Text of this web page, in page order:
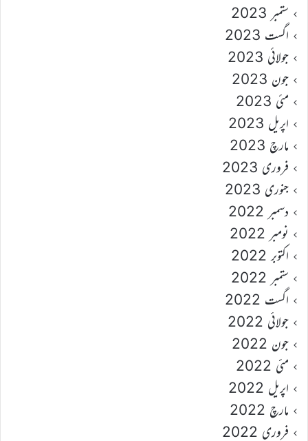
ستمبر 2023
اگست 2023
جولائی 2023
جون 2023
مئی 2023
اپریل 2023
مارچ 2023
فروری 2023
جنوری 2023
دسمبر 2022
نومبر 2022
اکتوبر 2022
ستمبر 2022
اگست 2022
جولائی 2022
جون 2022
مئی 2022
اپریل 2022
مارچ 2022
فروری 2022